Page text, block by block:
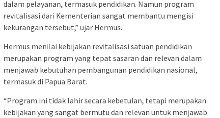
dalam pelayanan, termasuk pendidikan. Namun program
revitalisasi dari Kementerian sangat membantu mengisi
kekurangan tersebut,” ujar Hermus.
Hermus menilai kebijakan revitalisasi satuan pendidikan
merupakan program yang tepat sasaran dan relevan dalam
menjawab kebutuhan pembangunan pendidikan nasional,
termasuk di Papua Barat.
“Program ini tidak lahir secara kebetulan, tetapi merupakan
kebijakan yang sangat bermutu dan relevan untuk menjawab